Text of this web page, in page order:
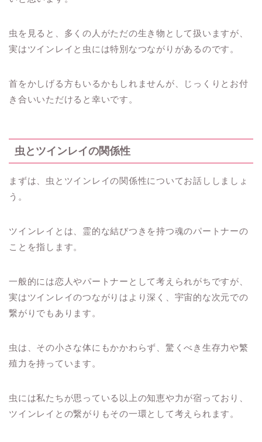
虫を見ると、多くの人がただの生き物として扱いますが、
実はツインレイと虫には特別なつながりがあるのです。
首をかしげる方もいるかもしれませんが、じっくりとお付
き合いいただけると幸いです。
虫とツインレイの関係性
まずは、虫とツインレイの関係性についてお話ししましょ
う。
ツインレイとは、霊的な結びつきを持つ魂のパートナーの
ことを指します。
一般的には恋人やパートナーとして考えられがちですが、
実はツインレイのつながりはより深く、宇宙的な次元での
繋がりでもあります。
虫は、その小さな体にもかかわらず、驚くべき生存力や繁
殖力を持っています。
虫には私たちが思っている以上の知恵や力が宿っており、
ツインレイとの繋がりもその一環として考えられます。